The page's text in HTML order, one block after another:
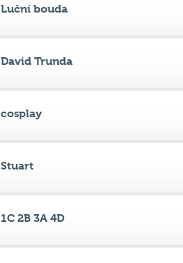
Luční bouda
David Trunda
cosplay
Stuart
1C 2B 3A 4D